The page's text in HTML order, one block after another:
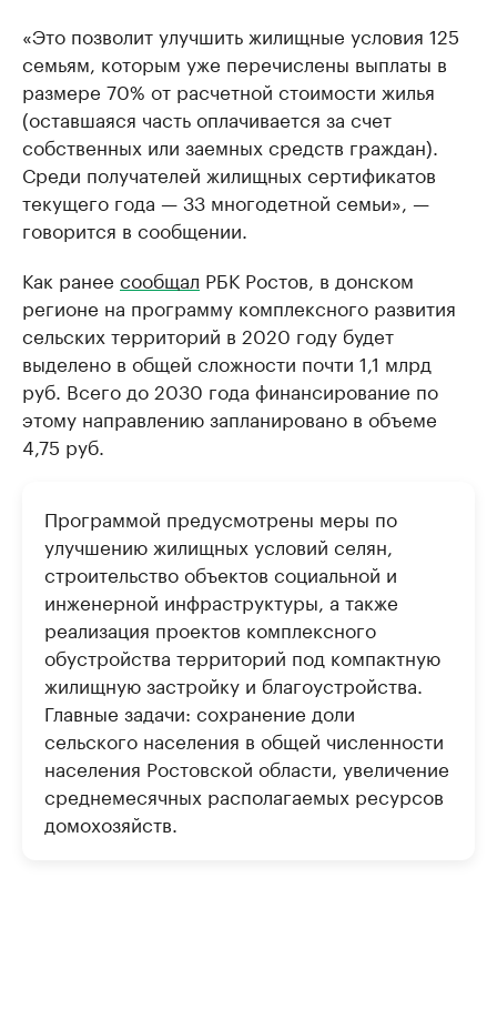
«Это позволит улучшить жилищные условия 125
семьям, которым уже перечислены выплаты в
размере 70% от расчетной стоимости жилья
(оставшаяся часть оплачивается за счет
собственных или заемных средств граждан).
Среди получателей жилищных сертификатов
текущего года — 33 многодетной семьи», —
говорится в сообщении.
Как ранее сообщал РБК Ростов, в донском
регионе на программу комплексного развития
сельских территорий в 2020 году будет
выделено в общей сложности почти 1,1 млрд
руб. Всего до 2030 года финансирование по
этому направлению запланировано в объеме
4,75 руб.
Программой предусмотрены меры по
улучшению жилищных условий селян,
строительство объектов социальной и
инженерной инфраструктуры, а также
реализация проектов комплексного
обустройства территорий под компактную
жилищную застройку и благоустройства.
Главные задачи: сохранение доли
сельского населения в общей численности
населения Ростовской области, увеличение
среднемесячных располагаемых ресурсов
домохозяйств.